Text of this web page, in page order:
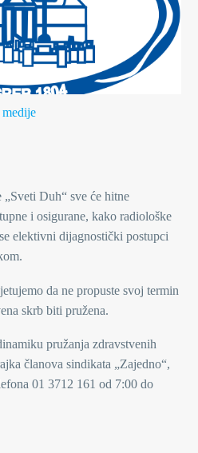
Duh“ sve će hitne
i osigurane, kako radiološke
elektivni dijagnostički postupci
da ne propuste svoj termin
skrb biti pružena.
pružanja zdravstvenih
članova sindikata „Zajedno“,
01 3712 161 od 7:00 do